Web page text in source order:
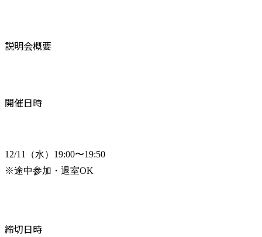
説明会概要
開催日時
12/11（水）19:00〜19:50
※途中参加・退室OK
締切日時